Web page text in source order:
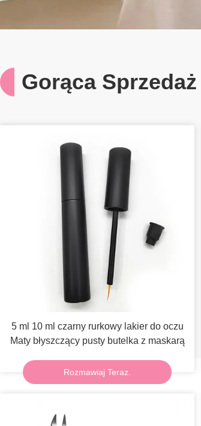
Gorąca Sprzedaż
5 ml 10 ml czarny rurkowy lakier do oczu
Maty błyszczący pusty butelka z maskarą
Rozmawiaj Teraz.